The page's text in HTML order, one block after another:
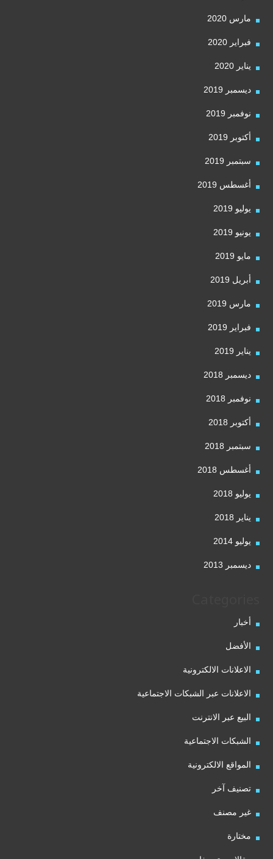
مارس 2020
فبراير 2020
يناير 2020
ديسمبر 2019
نوفمبر 2019
أكتوبر 2019
سبتمبر 2019
أغسطس 2019
يوليو 2019
يونيو 2019
مايو 2019
أبريل 2019
مارس 2019
فبراير 2019
يناير 2019
ديسمبر 2018
نوفمبر 2018
أكتوبر 2018
سبتمبر 2018
أغسطس 2018
يوليو 2018
يناير 2018
يوليو 2014
ديسمبر 2013
أخبار
الأفضل
الاعلانات الالكترونية
الاعلانات عبر الشبكات الاجتماعية
البيع عبر الانترنت
الشبكات الاجتماعية
المواقع الالكترونية
تصنيف آخر
غير مصنف
مختارة